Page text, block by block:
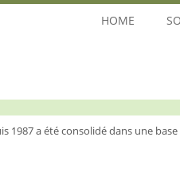
HOME
1987 a été consolidé dans une